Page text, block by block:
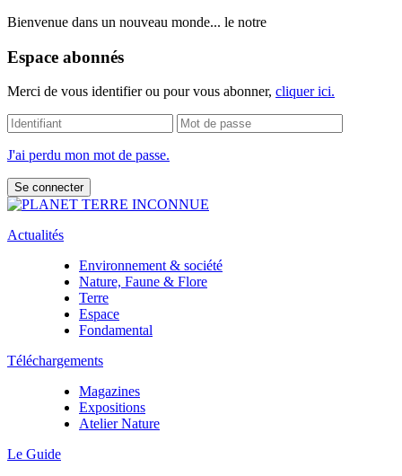
Bienvenue dans un nouveau monde... le notre
Espace abonnés
Merci de vous identifier ou pour vous abonner, cliquer ici.
J'ai perdu mon mot de passe.
Actualités
Environnement & société
Nature, Faune & Flore
Terre
Espace
Fondamental
Téléchargements
Magazines
Expositions
Atelier Nature
Le Guide